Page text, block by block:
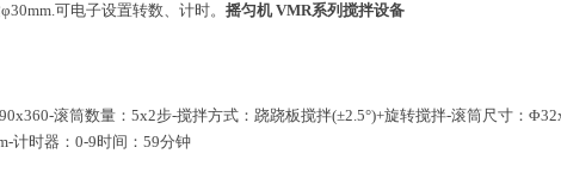
可电子设置转数、计时。 摇匀机 VMR系列搅拌设备
滚筒数量：5x2步-搅拌方式：跷跷板搅拌(±2.5°)+旋转搅拌-滚筒尺寸：
计时器：0-9时间：59分钟